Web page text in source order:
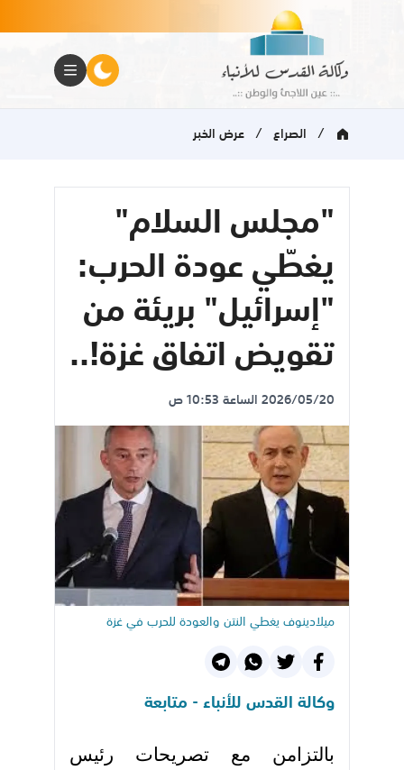
/ الصراع / عرض الخبر
"مجلس السلام"
يغطّي عودة الحرب:
"إسرائيل" بريئة من
تقويض اتفاق غزة!..
2026/05/20 الساعة 10:53 ص
ميلادينوف يغطي النتن والعودة للحرب في غزة
وكالة القدس للأنباء - متابعة
بالتزامن مع تصريحات رئيس